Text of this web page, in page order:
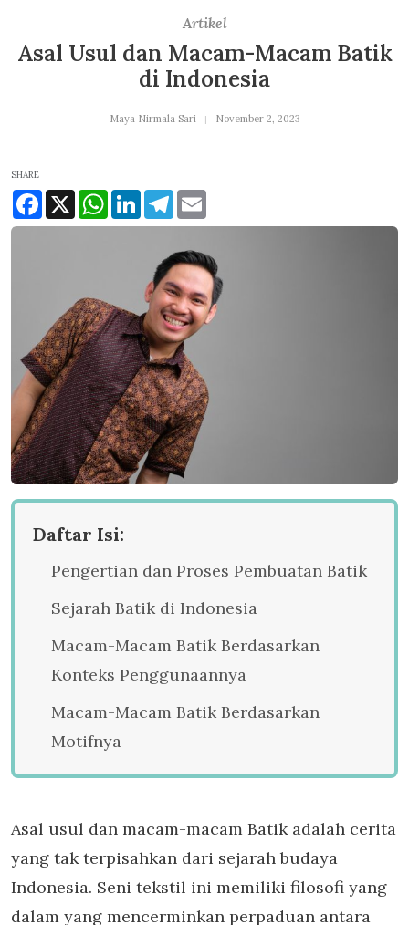
Artikel
Asal Usul dan Macam-Macam Batik
di Indonesia
Maya Nirmala Sari November 2, 2023
SHARE
Facebook
X WhatsApp
LinkedInTelegram
Daftar Isi:
Pengertian dan Proses Pembuatan Batik
Sejarah Batik di Indonesia
Macam-Macam Batik Berdasarkan
Konteks Penggunaannya
Macam-Macam Batik Berdasarkan
Motifnya
Asal usul dan macam-macam Batik adalah cerita
yang tak terpisahkan dari sejarah budaya
Indonesia. Seni tekstil ini memiliki filosofi yang
dalam yang mencerminkan perpaduan antara